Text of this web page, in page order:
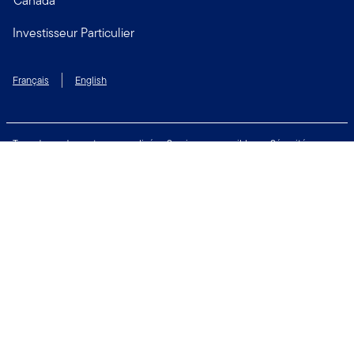
Investisseur Particulier
Français English
Taux de rendement personnalisé Services accessibles
Sécurité